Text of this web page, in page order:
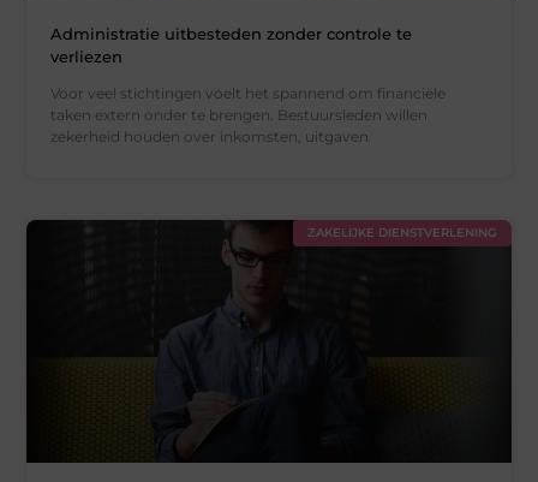
Administratie uitbesteden zonder controle te
verliezen
Voor veel stichtingen voelt het spannend om financiële
taken extern onder te brengen. Bestuursleden willen
zekerheid houden over inkomsten, uitgaven
ZAKELIJKE DIENSTVERLENING